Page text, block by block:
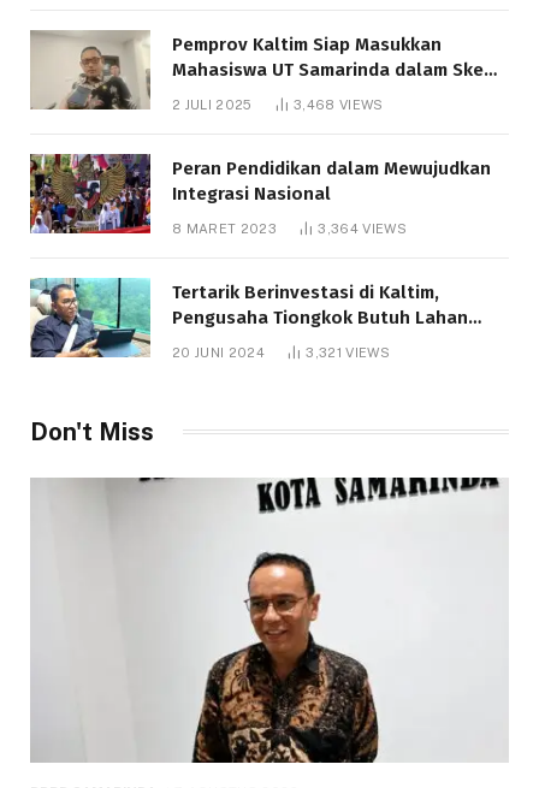
Pemprov Kaltim Siap Masukkan
Mahasiswa UT Samarinda dalam Skema
Bantuan Pendidikan Gratispol
2 JULI 2025 3,468 VIEWS
Peran Pendidikan dalam Mewujudkan
Integrasi Nasional
8 MARET 2023 3,364VIEWS
Tertarik Berinvestasi di Kaltim,
Pengusaha Tiongkok Butuh Lahan
1.000 Hektare
20 JUNI 2024 3,321VIEWS
Don't Miss